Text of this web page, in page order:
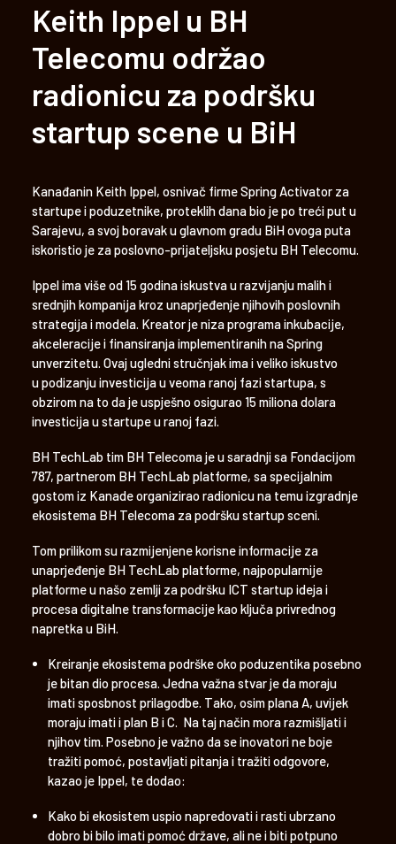
Keith Ippel u BH
Telecomu održao
radionicu za podršku
startup scene u BiH
Kanađanin Keith Ippel, osnivač firme Spring Activator za
startupe i poduzetnike, proteklih dana bio je po treći put u
Sarajevu, a svoj boravak u glavnom gradu BiH ovoga puta
iskoristio je za poslovno-prijateljsku posjetu BH Telecomu.
Ippel ima više od 15 godina iskustva u razvijanju malih i
srednjih kompanija kroz unaprjeđenje njihovih poslovnih
strategija i modela. Kreator je niza programa inkubacije,
akceleracije i finansiranja implementiranih na Spring
unverzitetu. Ovaj ugledni stručnjak ima i veliko iskustvo
u podizanju investicija u veoma ranoj fazi startupa, s
obzirom na to da je uspješno osigurao 15 miliona dolara
investicija u startupe u ranoj fazi.
BH TechLab tim BH Telecoma je u saradnji sa Fondacijom
787, partnerom BH TechLab platforme, sa specijalnim
gostom iz Kanade organizirao radionicu na temu izgradnje
ekosistema BH Telecoma za podršku startup sceni.
Tom prilikom su razmijenjene korisne informacije za
unaprjeđenje BH TechLab platforme, najpopularnije
platforme u našo zemlji za podršku ICT startup ideja i
procesa digitalne transformacije kao ključa privrednog
napretka u BiH.
Kreiranje ekosistema podrške oko poduzentika posebno
je bitan dio procesa. Jedna važna stvar je da moraju
imati sposbnost prilagodbe. Tako, osim plana A, uvijek
moraju imati i plan B i C. Na taj način mora razmišljati i
njihov tim. Posebno je važno da se inovatori ne boje
tražiti pomoć, postavljati pitanja i tražiti odgovore,
kazao je Ippel, te dodao:
Kako bi ekosistem uspio napredovati i rasti ubrzano
dobro bi bilo imati pomoć države, ali ne i biti potpuno